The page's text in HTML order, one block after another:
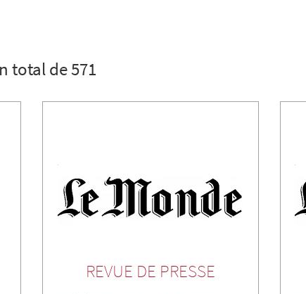
total de 571
REVUE DE PRESSE